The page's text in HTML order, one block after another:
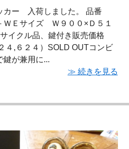
カー 入荷しました。 品番
ＷＥサイズ Ｗ９００×Ｄ５１
イクル品、鍵付き販売価格
４,６２４）SOLD OUTコンビ
鍵が兼用に...
≫ 続きを見る